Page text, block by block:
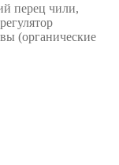
перец чили,
(органические